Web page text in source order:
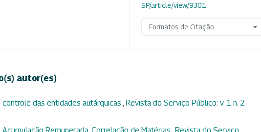
SP/article/view/9301
Formatos de Citação
autor(es)
das entidades autárquicas , Revista do Serviço Público: v. 1 n. 2